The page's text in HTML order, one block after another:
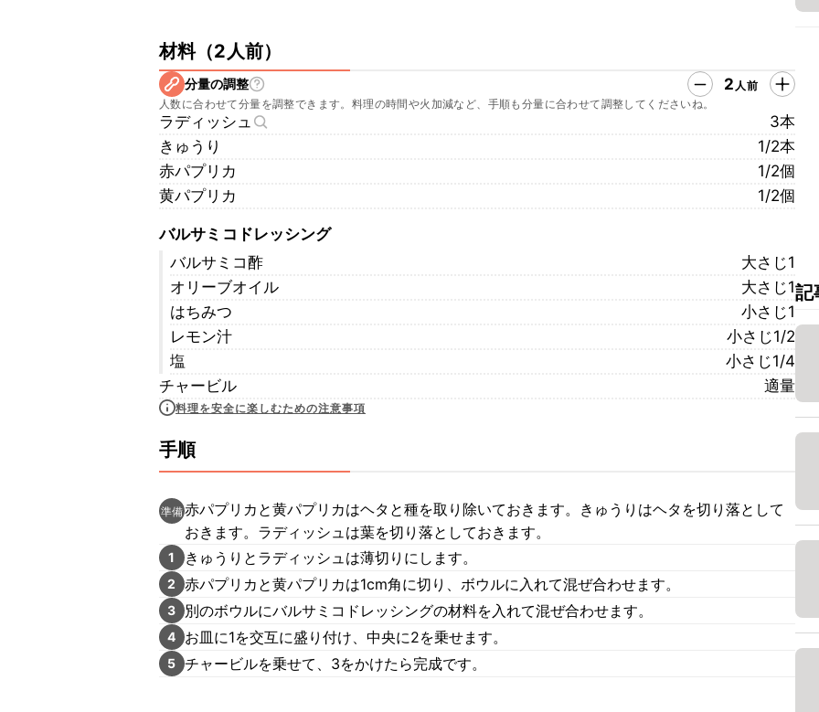
材料（2人前）
分量の調整 2 人前
人数に合わせて分量を調整できます。料理の時間や火加減など、手順も分量に合わせて調整してくださいね。
ラディッシュ
3本
きゅうり
1/2本
赤パプリカ
1/2個
黄パプリカ
1/2個
バルサミコドレッシング
バルサミコ酢
大さじ1
オリーブオイル
大さじ1
はちみつ
小さじ1
レモン汁
小さじ1/2
塩
小さじ1/4
チャービル
適量
料理を安全に楽しむための注意事項
手順
準備赤パプリカと黄パプリカはヘタと種を取り除いておきます。きゅうりはヘタを切り落として
おきます。ラディッシュは葉を切り落としておきます。
1 きゅうりとラディッシュは薄切りにします。
2 赤パプリカと黄パプリカは1cm角に切り、ボウルに入れて混ぜ合わせます。
3 別のボウルにバルサミコドレッシングの材料を入れて混ぜ合わせます。
4 お皿に1を交互に盛り付け、中央に2を乗せます。
5 チャービルを乗せて、3をかけたら完成です。
記